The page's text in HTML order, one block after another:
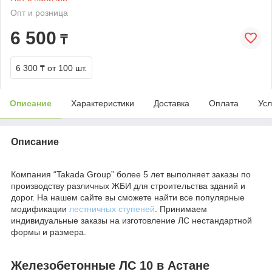
Опт и розница
6 500 ₸
6 300 ₸ от 100 шт.
Описание Характеристики Доставка Оплата
Описание
Компания “Takada Group” более 5 лет выполняет заказы по
производству различных ЖБИ для строительства зданий и
дорог. На нашем сайте вы сможете найти все популярные
модификации лестничных ступеней . Принимаем
индивидуальные заказы на изготовление ЛС нестандартной
формы и размера.
Железобетонные ЛС 10 в Астане